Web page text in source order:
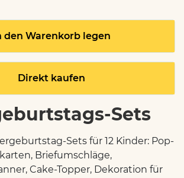
den Warenkorb legen
Direkt kaufen
Sets
Sets für 12 Kinder: Pop-
Briefumschläge,
Cake-Topper, Dekoration für